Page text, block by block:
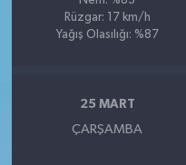
Rüzgar: 17 km/h
Yağış Olasılığı: %87
25 MART
ÇARŞAMBA